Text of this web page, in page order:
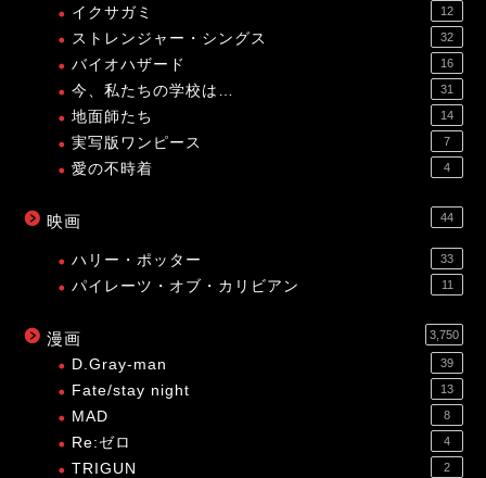
イクサガミ 12
ストレンジャー・シングス 32
バイオハザード 16
今、私たちの学校は… 31
地面師たち 14
実写版ワンピース 7
愛の不時着 4
映画 44
ハリー・ポッター 33
パイレーツ・オブ・カリビアン 11
漫画 3,750
D.Gray-man 39
Fate/stay night 13
MAD 8
Re:ゼロ 4
TRIGUN 2